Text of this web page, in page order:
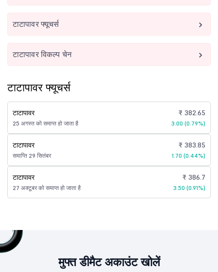
टाटापावर फ्यूचर्स
टाटापावर विकल्प चेन
टाटापावर फ्यूचर्स
टाटापावर
25 अगस्त को समाप्त हो जाता है
₹ 382.65
3.00 (0.79%)
टाटापावर
समाप्ति 29 सितंबर
₹ 383.85
1.70 (0.44%)
टाटापावर
27 अक्टूबर को समाप्त हो जाता है
₹ 386.7
3.50 (0.91%)
मुफ्त डीमैट अकाउंट खोलें